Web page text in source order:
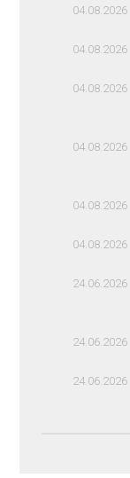
04.08.2026
04.08.2026
04.08.2026
04.08.2026
04.08.2026
04.08.2026
24.06.2026
24.06.2026
24.06.2026